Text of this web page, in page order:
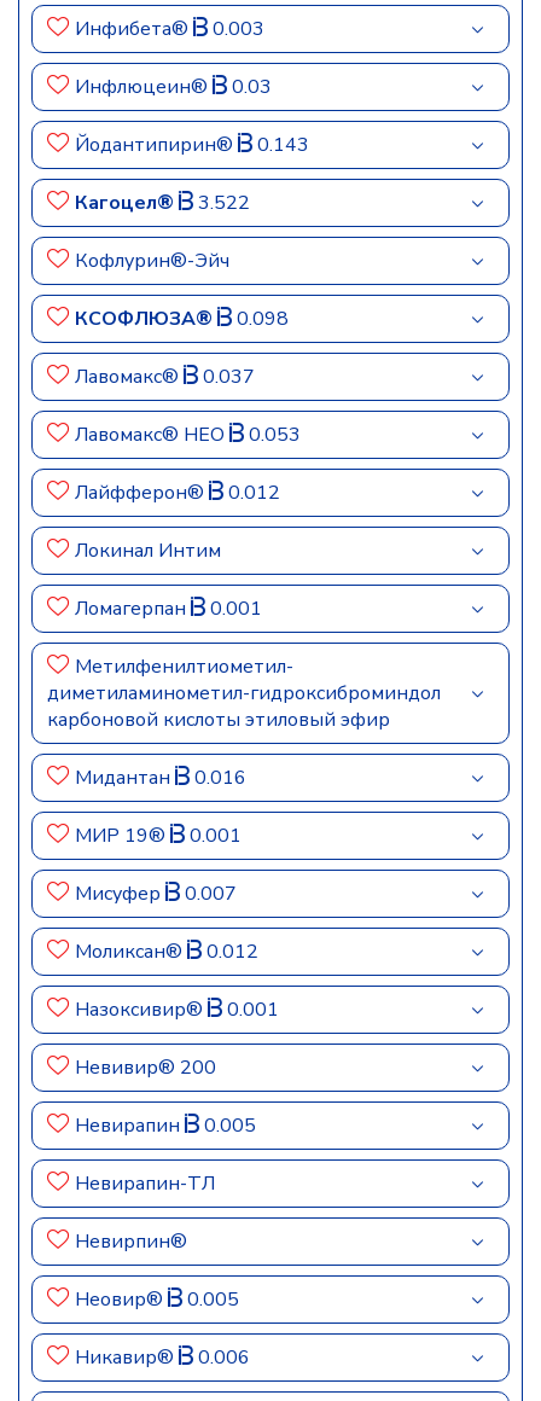
Инфибета® 0.003
Инфлюцеин® 0.03
Йодантипирин® 0.143
Кагоцел® 3.522
Кофлурин®-Эйч
КСОФЛЮЗА® 0.098
Лавомакс® 0.037
Лавомакс® НЕО 0.053
Лайфферон® 0.012
Локинал Интим
Ломагерпан 0.001
Метилфенилтиометил-
диметиламинометил-гидроксиброминдол
карбоновой кислоты этиловый эфир
Мидантан 0.016
МИР 19® 0.001
Мисуфер 0.007
Моликсан® 0.012
Назоксивир® 0.001
Невивир® 200
Невирапин 0.005
Невирапин-ТЛ
Невирпин®
Неовир® 0.005
Никавир® 0.006